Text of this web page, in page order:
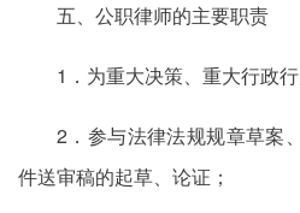
五、公职律师的主要职责
1．为重大决策、重大行政
2．参与法律法规规章草案
件送审稿的起草、论证；